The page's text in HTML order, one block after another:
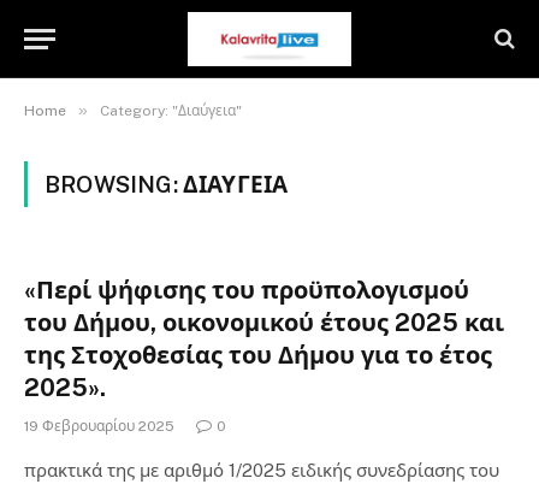
Home » Category: "Διαύγεια"
BROWSING:ΔΙΑΎΓΕΙΑ
«Περί ψήφισης του προϋπολογισμού
του Δήμου, οικονομικού έτους 2025 και
της Στοχοθεσίας του Δήμου για το έτος
2025».
19 Φεβρουαρίου 2025 0
πρακτικά της με αριθμό 1/2025 ειδικής συνεδρίασης του